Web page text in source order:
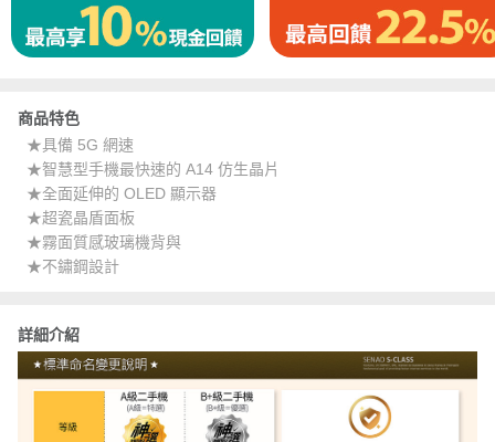
商品特色
★具備 5G 網速
★智慧型手機最快速的 A14 仿生晶片
★全面延伸的 OLED 顯示器
★超瓷晶盾面板
★霧面質感玻璃機背與
★不鏽鋼設計
詳細介紹